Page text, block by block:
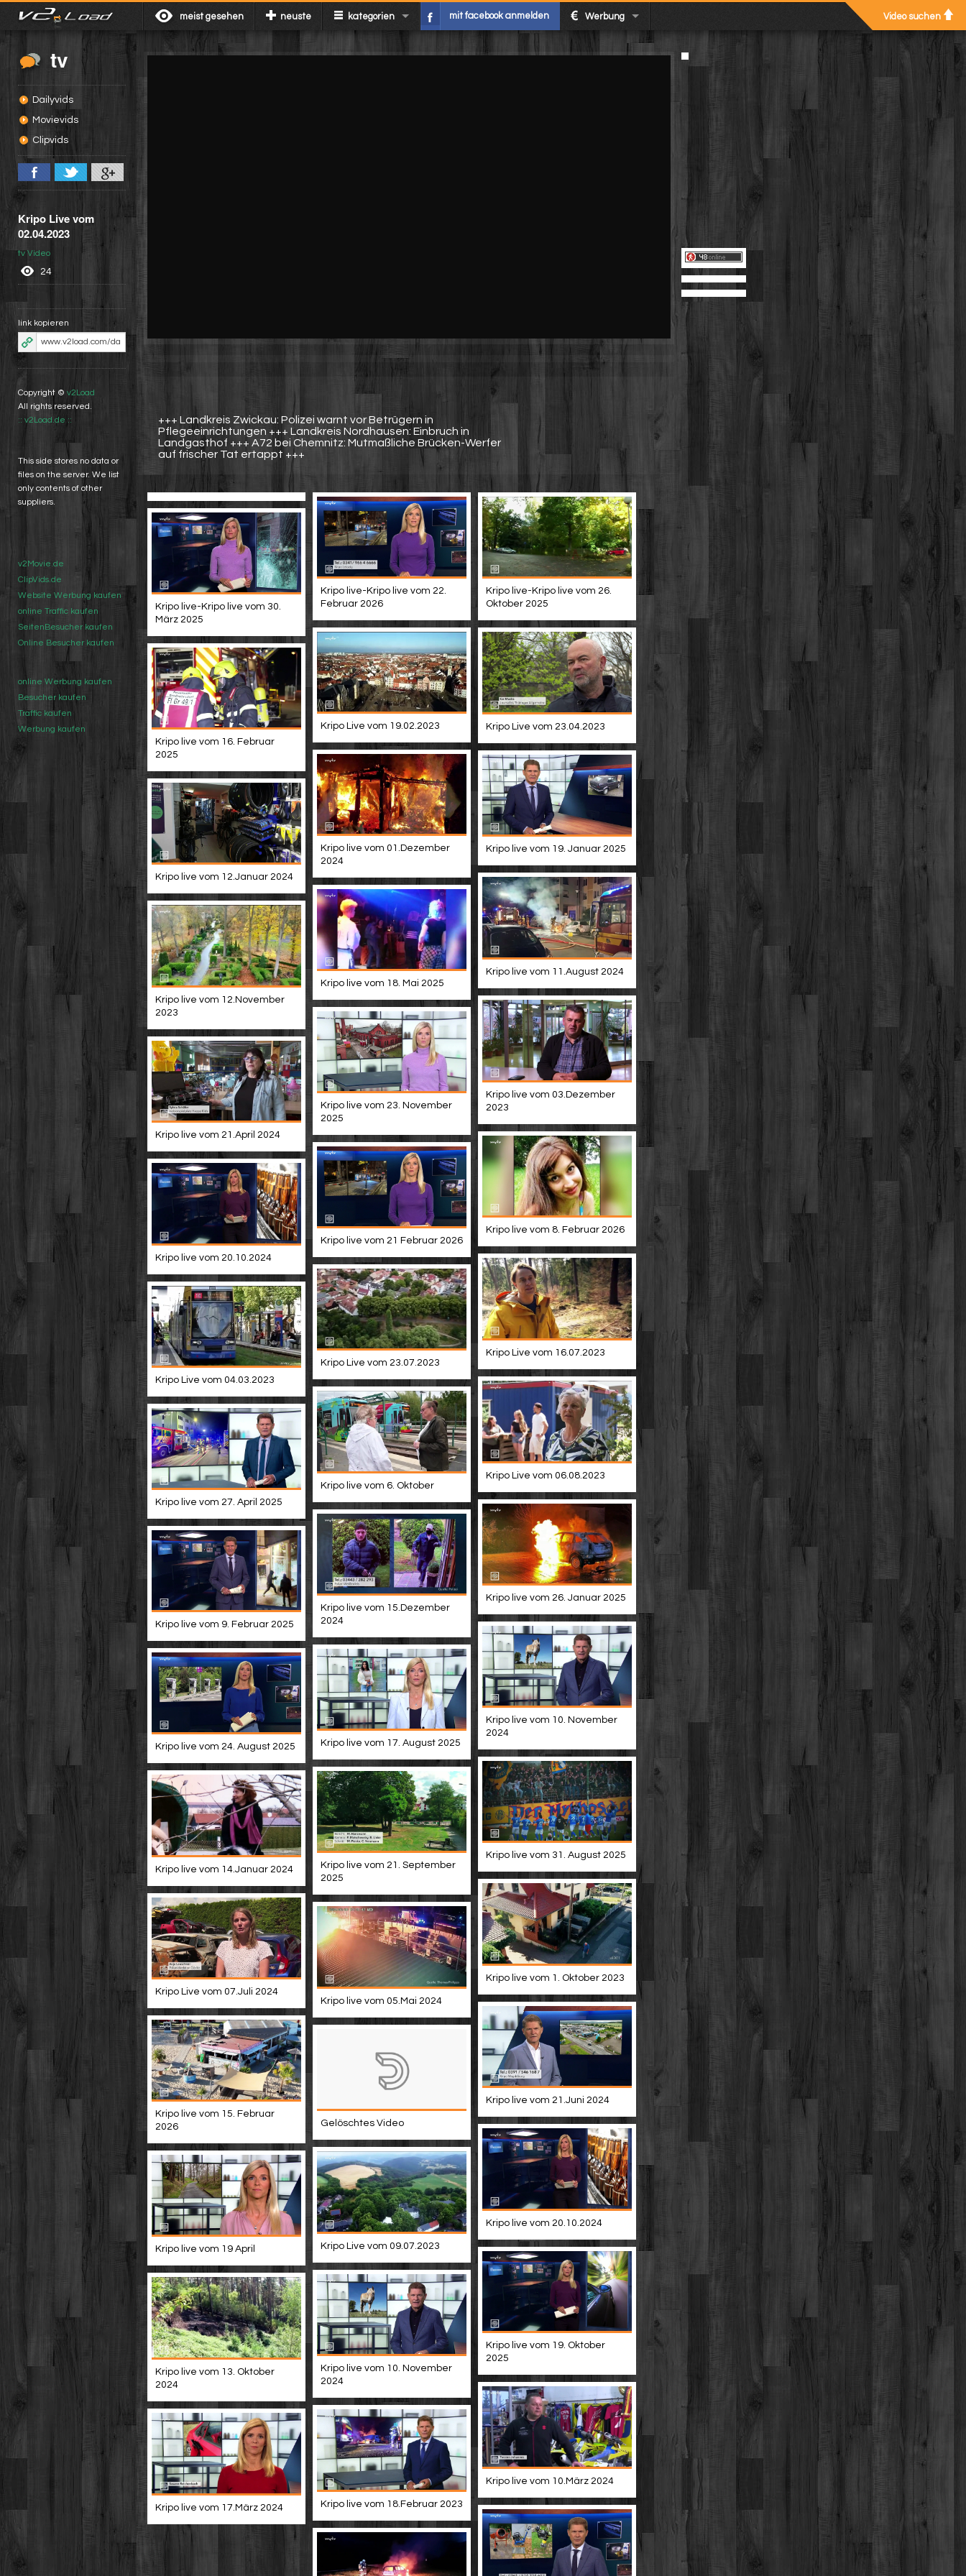
meist gesehen neuste kategorien mit facebook anmelden Werbung Video suchen
tv
Dailyvids
Movievids
Clipvids
Kripo Live vom
02.04.2023
tv Video
24
link kopieren
Copyright © v2Load
All rights reserved.
:: v2Load.de ::
This side stores no data or
files on the server. We list
only contents of other
suppliers.
v2Movie.de
ClipVids.de
Website Werbung kaufen
online Traffic kaufen
SeitenBesucher kaufen
Online Besucher kaufen
online Werbung kaufen
Besucher kaufen
Traffic kaufen
Werbung kaufen
+++ Landkreis Zwickau: Polizei warnt vor Betrügern in
Pflegeeinrichtungen +++ Landkreis Nordhausen: Einbruch in
Landgasthof +++ A72 bei Chemnitz: Mutmaßliche Brücken-Werfer
auf frischer Tat ertappt +++
Kripo live-Kripo live vom 22.
Februar 2026
Kripo live-Kripo live vom 26.
Oktober 2025
Kripo live-Kripo live vom 30.
März 2025
Kripo Live vom 19.02.2023
Kripo Live vom 23.04.2023
Kripo live vom 16. Februar
2025
Kripo live vom 01.Dezember
2024
Kripo live vom 19. Januar 2025
Kripo live vom 12.Januar 2024
Kripo live vom 11.August 2024
Kripo live vom 18. Mai 2025
Kripo live vom 12.November
2023
Kripo live vom 03.Dezember
2023
Kripo live vom 23. November
2025
Kripo live vom 21.April 2024
Kripo live vom 8. Februar 2026
Kripo live vom 21 Februar 2026
Kripo live vom 20.10.2024
Kripo Live vom 16.07.2023
Kripo Live vom 23.07.2023
Kripo Live vom 04.03.2023
Kripo Live vom 06.08.2023
Kripo live vom 6. Oktober
Kripo live vom 27. April 2025
Kripo live vom 26. Januar 2025
Kripo live vom 15.Dezember
2024
Kripo live vom 9. Februar 2025
Kripo live vom 10. November
2024
Kripo live vom 17. August 2025
Kripo live vom 24. August 2025
Kripo live vom 31. August 2025
Kripo live vom 21. September
2025
Kripo live vom 14.Januar 2024
Kripo live vom 1. Oktober 2023
Kripo Live vom 07.Juli 2024
Kripo live vom 05.Mai 2024
Kripo live vom 21.Juni 2024
Kripo live vom 15. Februar
2026
Gelöschtes Video
Kripo live vom 20.10.2024
Kripo Live vom 09.07.2023
Kripo live vom 19 April
Kripo live vom 19. Oktober
2025
Kripo live vom 10. November
2024
Kripo live vom 13. Oktober
2024
Kripo live vom 10.März 2024
Kripo live vom 18.Februar 2023
Kripo live vom 17.März 2024